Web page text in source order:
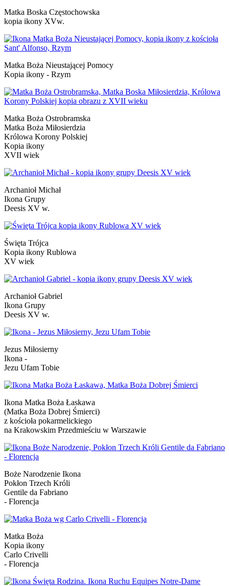
Matka Boska Częstochowska
kopia ikony XVw.
Matka Boża Nieustającej Pomocy
Kopia ikony - Rzym
Matka Boża Ostrobramska
Matka Boża Miłosierdzia
Królowa Korony Polskiej
Kopia ikony
XVII wiek
Archanioł Michał
Ikona Grupy
Deesis XV w.
Święta Trójca
Kopia ikony Rublowa
XV wiek
Archanioł Gabriel
Ikona Grupy
Deesis XV w.
Jezus Miłosierny
Ikona -
Jezu Ufam Tobie
Ikona Matka Boża Łaskawa
(Matka Boża Dobrej Śmierci)
z kościoła pokarmelickiego
na Krakowskim Przedmieściu w Warszawie
Boże Narodzenie Ikona
Pokłon Trzech Króli
Gentile da Fabriano
- Florencja
Matka Boża
Kopia ikony
Carlo Crivelli
- Florencja